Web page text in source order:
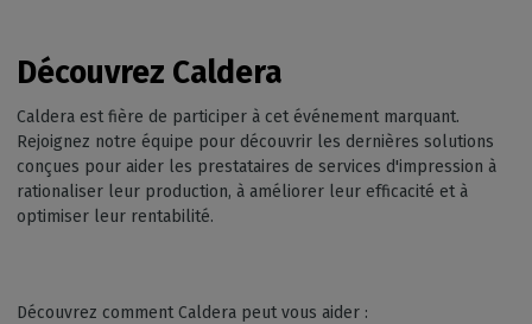
Découvrez Caldera
Caldera est fière de participer à cet événement marquant.
Rejoignez notre équipe pour découvrir les dernières solutions
conçues pour aider les prestataires de services d'impression à
rationaliser leur production, à améliorer leur efficacité et à
optimiser leur rentabilité.
Découvrez comment Caldera peut vous aider :